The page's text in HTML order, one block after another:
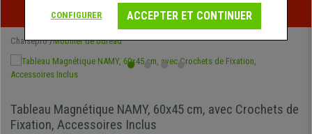
exclusives pour une durée limitée - Voir l'offre
Chaisepro Mobilier de bureau
Tableau Magnétique NAMY, 60x45 cm, avec Crochets de
Fixation, Accessoires Inclus
CONFIGURER ACCEPTER ET CONTINUER